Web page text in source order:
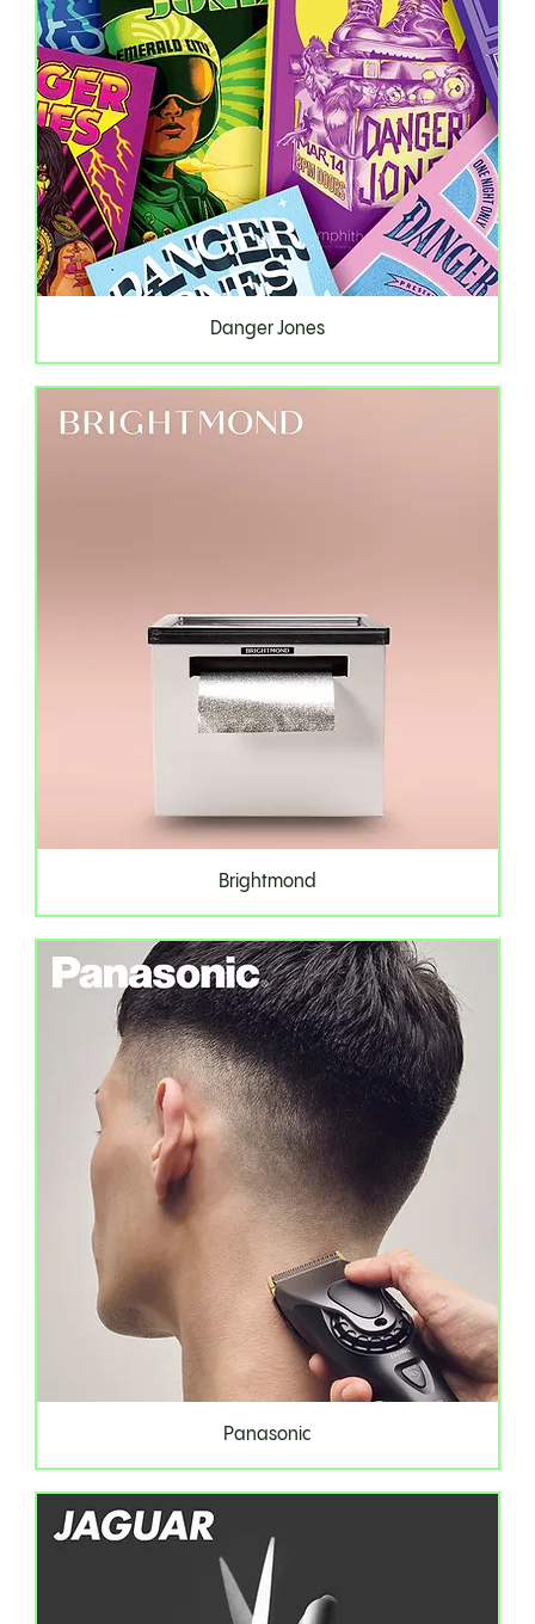
Danger Jones
Brightmond
Panasonic